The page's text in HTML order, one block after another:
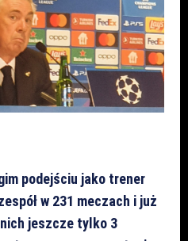
podejściu jako trener
w 231 meczach i już
jeszcze tylko 3